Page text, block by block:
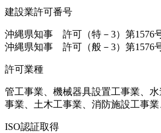
建設業許可番号
沖縄県知事 許可（特－3）第1576
沖縄県知事 許可（般－3）第1576
許可業種
管工事業、機械器具設置工事業、
事業、土木工事業、消防施設工事
ISO認証取得